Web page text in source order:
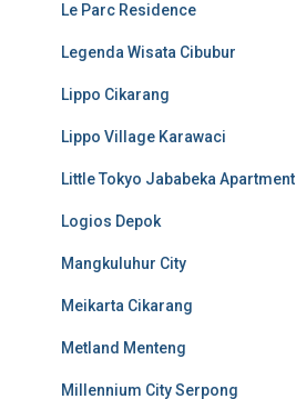
Le Parc Residence
Legenda Wisata Cibubur
Lippo Cikarang
Lippo Village Karawaci
Little Tokyo Jababeka Apartment
Logios Depok
Mangkuluhur City
Meikarta Cikarang
Metland Menteng
Millennium City Serpong